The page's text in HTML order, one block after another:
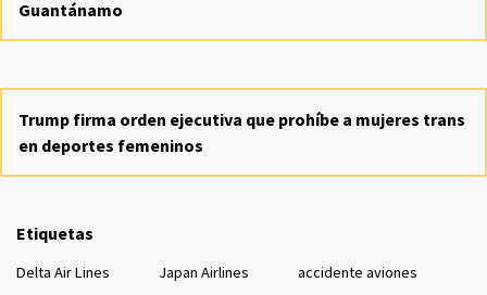
Guantánamo
Trump firma orden ejecutiva que prohíbe a mujeres trans
en deportes femeninos
Etiquetas
Delta Air Lines Japan Airlines
accidente aviones